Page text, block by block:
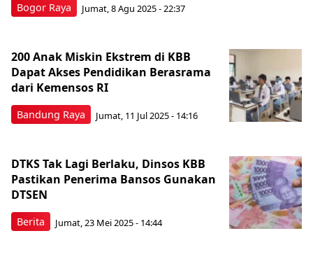
Bogor Raya Jumat, 8 Agu 2025 - 22:37
Bandung Raya
200 Anak Miskin Ekstrem di KBB
Dapat Akses Pendidikan Berasrama
dari Kemensos RI
Jumat, 11 Jul 2025 - 14:16
Berita
DTKS Tak Lagi Berlaku, Dinsos KBB
Pastikan Penerima Bansos Gunakan
DTSEN
Jumat, 23 Mei 2025 - 14:44